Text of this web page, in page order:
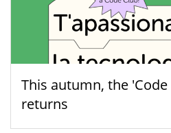
This autumn, the
returns